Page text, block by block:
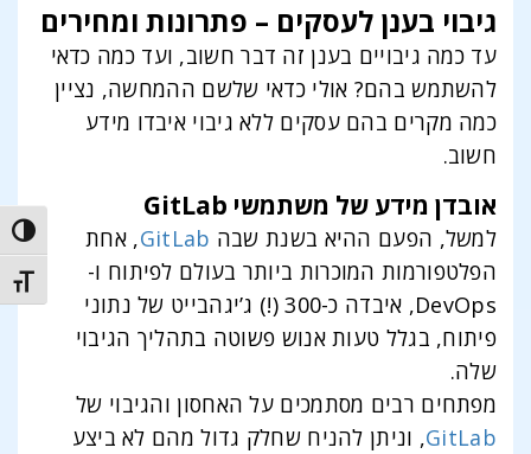
גיבוי בענן לעסקים – פתרונות ומחירים
עד כמה גיבויים בענן זה דבר חשוב, ועד כמה כדאי
להשתמש בהם? אולי כדאי שלשם ההמחשה, נציין
כמה מקרים בהם עסקים ללא גיבוי איבדו מידע
חשוב.
אובדן מידע של משתמשי GitLab
למשל, הפעם ההיא בשנת שבה GitLab, אחת
הפלטפורמות המוכרות ביותר בעולם לפיתוח ו-
DevOps, איבדה כ-300 (!) ג’יגהבייט של נתוני
פיתוח, בגלל טעות אנוש פשוטה בתהליך הגיבוי
שלה.
מפתחים רבים מסתמכים על האחסון והגיבוי של
GitLab, וניתן להניח שחלק גדול מהם לא ביצע